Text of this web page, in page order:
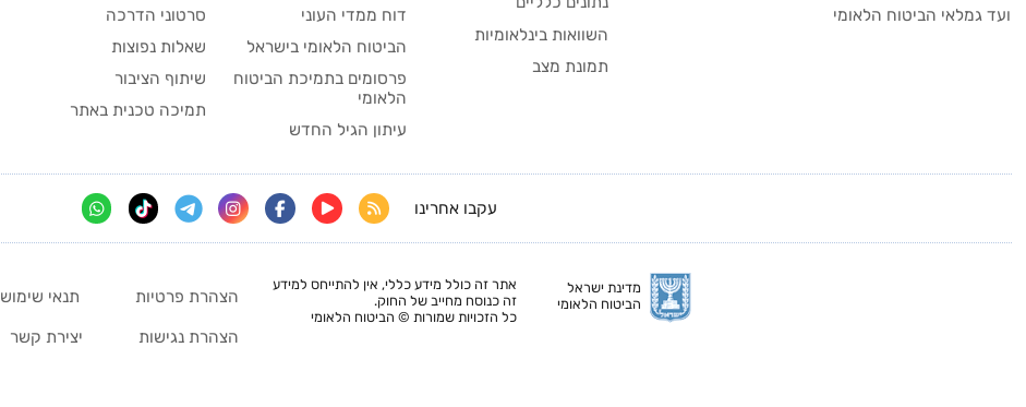
ועד גמלאי הביטוח הלאומי
השוואות בינלאומיות
תמונת מצב
דוח ממדי העוני
הביטוח הלאומי בישראל
פרסומים בתמיכת הביטוח
הלאומי
עיתון הגיל החדש
סרטוני הדרכה
שאלות נפוצות
שיתוף הציבור
תמיכה טכנית באתר
מדינת ישראל
הביטוח הלאומי
אתר זה כולל מידע כללי, אין להתייחס למידע
זה כנוסח מחייב של החוק.
כל הזכויות שמורות © הביטוח הלאומי
עקבו אחרינו
הצהרת פרטיות תנאי שימוש
הצהרת נגישות יצירת קשר